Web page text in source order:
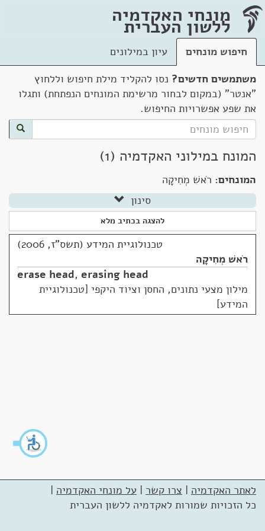
מונחי האקדמיה
ללשון העברית
חיפוש מונחים
עיון במילונים
משתמשים חדשים? נסו להקליד מילת חיפוש וללחוץ
"אנטר" (במקום לבחור מרשימת המונחים הנפתחת) ותגלו
את שפע אפשרויות החיפוש.
המונח במילוני האקדמיה (1)
המונחים: רֹאשׁ מְחִיקָה
סינון
להצגה בכתיב מלא
טכנולוגיית המידע (תשס"ז, 2006)
רֹאשׁ מְחִיקָה
erase head, erasing head
מילון מצעי נתונים, החסן וציוד היקפי [טכנולוגיית
המידע]
לאתר האקדמיה | צרו קשר | על מונחי האקדמיה |
כל הזכויות שמורות לאקדמיה ללשון העברית